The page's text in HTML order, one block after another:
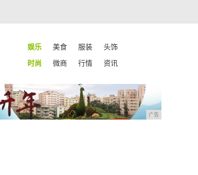
娱乐 美食 服装
头饰
时尚 微商 行情 资讯
广告